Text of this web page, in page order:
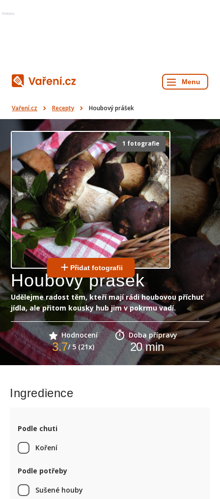
Reklama
Vaření.cz Recepty Houbový prášek
1 fotografie
Přidat fotografii
Houbový prášek
Udělejme radost těm, kteří mají rádi houbovou příchuť
jídla, ale přitom kousky hub jim v pokrmu vadí.
Hodnocení
3.7/ 5 (21x)
Doba přípravy
20min
Ingredience
Podle chuti
Koření
Podle potřeby
Sušené houby